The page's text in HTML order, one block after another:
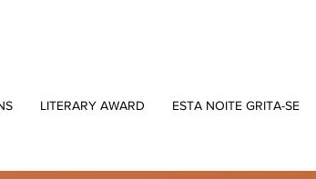
LITERARY AWARD ESTA NOITE GRITA-SE